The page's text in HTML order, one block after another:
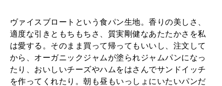
ヴァイスブロートという食パン生地。香りの美しさ、
適度な引きともちもちさ、質実剛健なあたたかさを私
は愛する。そのまま買って帰ってもいいし、注文して
から、オーガニックジャムが塗られジャムパンになっ
たり、おいしいチーズやハムをはさんでサンドイッチ
を作ってくれたり。朝も昼もいっしょにいたいパンだ